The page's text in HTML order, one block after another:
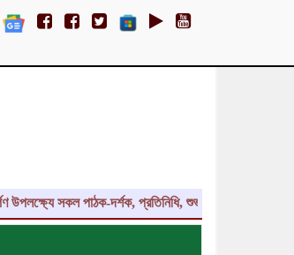
সকল পাঠক-দর্শক, প্রতিনিধি, শুভাকাঙ্ক্ষী, সহযোগী,